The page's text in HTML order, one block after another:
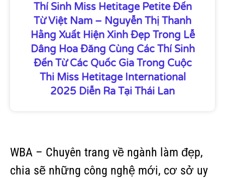
Thí Sinh Miss Hetitage Petite Đến
Từ Việt Nam – Nguyễn Thị Thanh
Hằng Xuất Hiện Xinh Đẹp Trong Lễ
Dâng Hoa Đăng Cùng Các Thí Sinh
Đến Từ Các Quốc Gia Trong Cuộc
Thi Miss Hetitage International
2025 Diễn Ra Tại Thái Lan
WBA – Chuyên trang về ngành làm đẹp,
chia sẽ những công nghệ mới, cơ sở uy